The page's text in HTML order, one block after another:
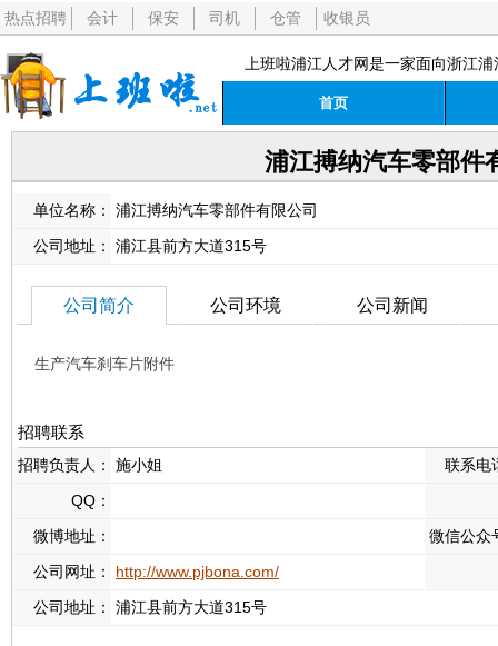
热点招聘 会计 保安 司机 仓管 收银员
上班啦浦江人才网是一家面向浙江
首页
浦江搏纳汽车零部件
单位名称：
浦江搏纳汽车零部件有限公司
公司地址：
浦江县前方大道315号
公司简介 公司环境 公司新闻
生产汽车刹车片附件
招聘联系
招聘负责人： 施小姐
联系电
QQ：
微博地址：
微信公众
公司网址：
http://www.pjbona.com/
公司地址：
浦江县前方大道315号